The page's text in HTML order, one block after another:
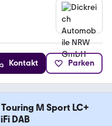
Kontakt Parken
M Sport LC+
DAB